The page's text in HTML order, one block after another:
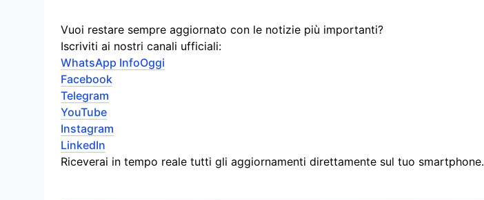
Vuoi restare sempre aggiornato con le notizie più importanti?
Iscriviti ai nostri canali ufficiali:
WhatsApp InfoOggi
Facebook
Telegram
YouTube
Instagram
LinkedIn
Riceverai in tempo reale tutti gli aggiornamenti direttamente sul tuo smartphone.